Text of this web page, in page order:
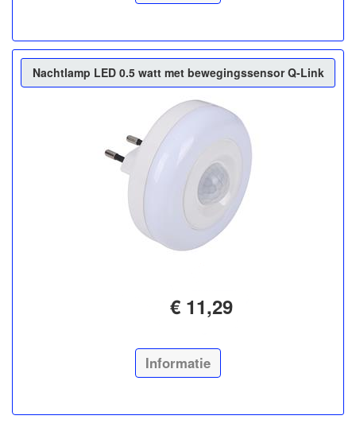
Nachtlamp LED 0.5 watt met bewegingssensor Q-Link
€ 11,29
Informatie